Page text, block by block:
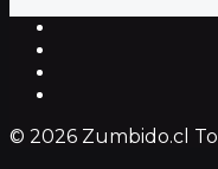
© 2026 Zumbido.cl